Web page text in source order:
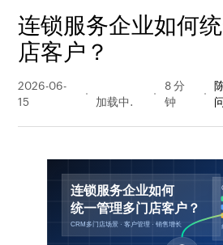
连锁服务企业如何
店客户？
2026-06-
15
量
8 分
钟